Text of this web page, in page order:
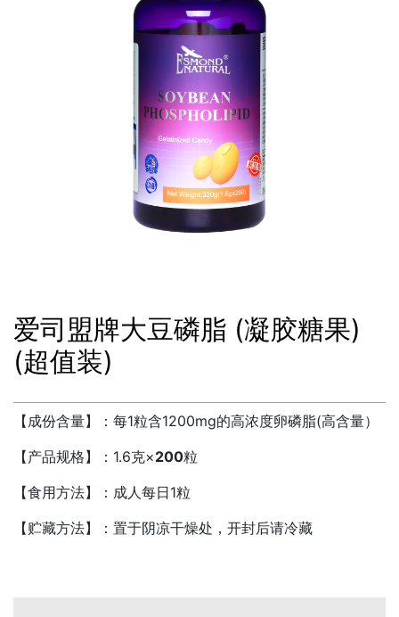
爱司盟牌大豆磷脂 (凝胶糖果)
(超值装)
【成份含量】： 每1粒含1200mg的高浓度卵磷脂(高含量）
【产品规格】：1.6克×200粒
【食用方法】：成人每日1粒
【贮藏方法】：置于阴凉干燥处，开封后请冷藏